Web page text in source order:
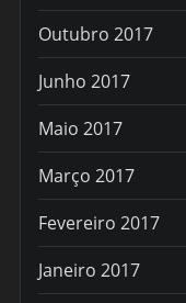
Outubro 2017
Junho 2017
Maio 2017
Março 2017
Fevereiro 2017
Janeiro 2017